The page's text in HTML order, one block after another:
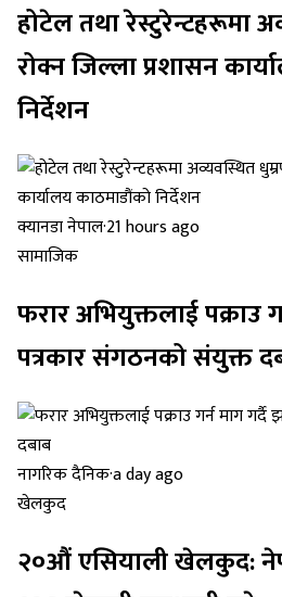
होटेल तथा रेस्टुरेन्टहरूमा
रोक्न जिल्ला प्रशासन
निर्देशन
क्यानडा नेपाल·21 hours ago
सामाजिक
फरार अभियुक्तलाई पक्राउ
पत्रकार संगठनको संयुक्त
नागरिक दैनिक·a day ago
खेलकुद
२०औं एसियाली खेलकुद: